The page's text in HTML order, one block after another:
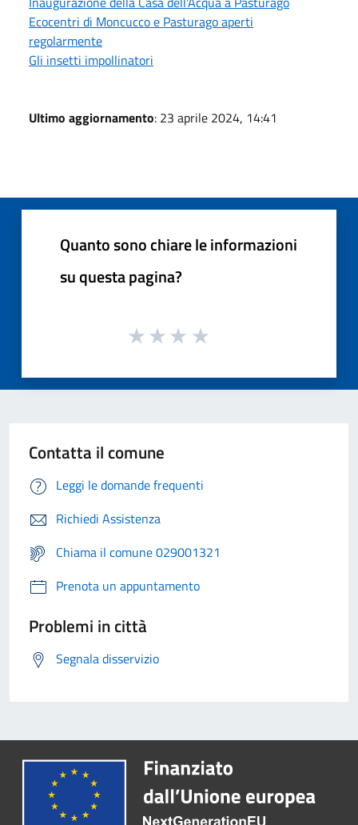
Ecocentri di Moncucco e Pasturago aperti
regolarmente
Gli insetti impollinatori
Ultimo aggiornamento: 23 aprile 2024, 14:41
Quanto sono chiare le informazioni
su questa pagina?
Contatta il comune
Leggi le domande frequenti
Richiedi Assistenza
Chiama il comune 029001321
Prenota un appuntamento
Problemi in città
Segnala disservizio